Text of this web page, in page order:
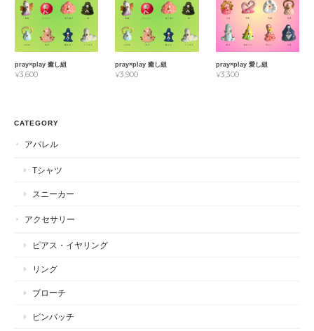
pray×play 癒し組
¥3,600
pray×play 癒し組
¥3,900
pray×play 愛し組
¥3,300
CATEGORY
アパレル
Tシャツ
スニーカー
アクセサリー
ピアス・イヤリング
リング
ブローチ
ピンバッチ